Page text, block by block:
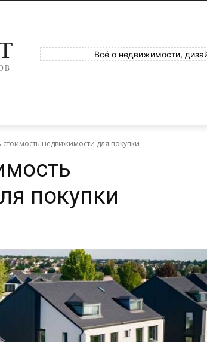
Всё о недвижимости,
стоимость недвижимости для покупки
покупки